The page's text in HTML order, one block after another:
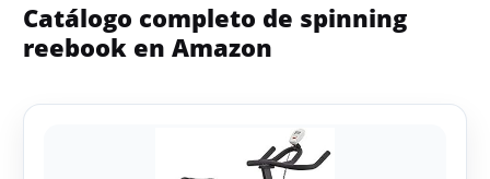
Catálogo completo de spinning
reebook en Amazon